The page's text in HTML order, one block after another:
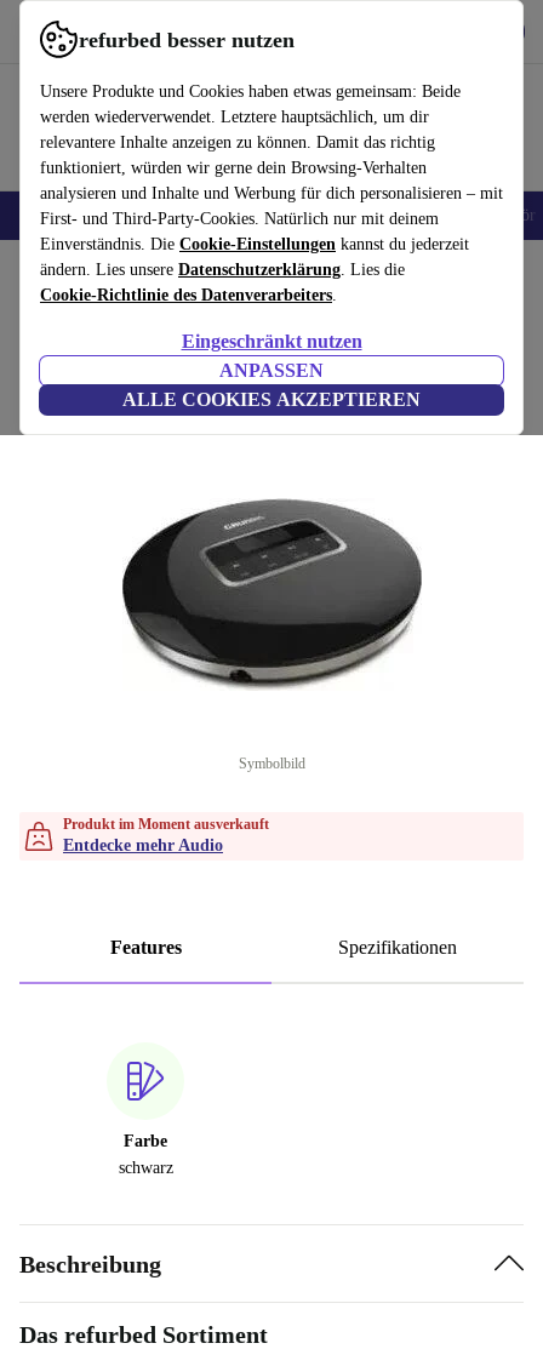
refurbed besser nutzen
Unsere Produkte und Cookies haben etwas gemeinsam: Beide
werden wiederverwendet. Letztere hauptsächlich, um dir
relevantere Inhalte anzeigen zu können. Damit das richtig
funktioniert, würden wir gerne dein Browsing-Verhalten
analysieren und Inhalte und Werbung für dich personalisieren – mit
First- und Third-Party-Cookies. Natürlich nur mit deinem
Einverständnis. Die Cookie-Einstellungen kannst du jederzeit
ändern. Lies unsere Datenschutzerklärung. Lies die
Cookie-Richtlinie des Datenverarbeiters.
Eingeschränkt nutzen
ANPASSEN
ALLE COOKIES AKZEPTIEREN
refurbed schnell und einfach nutzen
🎒 Back to school Handys Laptops Tablets Smartwatches Zubehör
Home Produkte Audio
Grundig CDP 6600
schwarz
(Bewertungen werden gesammelt)
Symbolbild
Produkt im Moment ausverkauft
Entdecke mehr Audio
Features Spezifikationen
Farbe
schwarz
Beschreibung
Das refurbed Sortiment